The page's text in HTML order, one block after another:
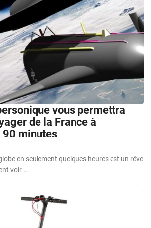
vous permettra
de la France à
90 minutes
en seulement quelques heures est un rêve
voir …